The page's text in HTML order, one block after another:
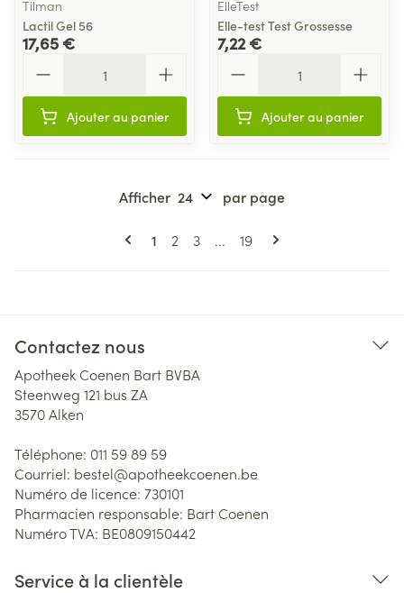
Tilman
Lactil Gel 56
17,65 €
Ajouter au panier
ElleTest
Elle-test Test Grossesse
7,22 €
Ajouter au panier
Pages
Vous lisez actuellement la page
1 Page
2 Page
3 ... Page
19
Afficher par page
Contactez nous
Apotheek Coenen Bart BVBA
Steenweg 121 bus ZA
3570Alken
Téléphone: 011 59 89 59
Courriel: bestel@apotheekcoenen.be
Numéro de licence: 730101
Pharmacien responsable: Bart Coenen
Numéro TVA: BE0809150442
Service à la clientèle